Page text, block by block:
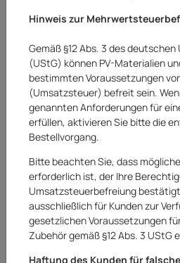
Smartwares
Smartwares
Steckdosenadapter
Hinweis zur
Gemäß §12 Abs. 3 des
(UStG) können PV-Materialien
bestimmten Voraussetzungen
(Umsatzsteuer) befreit sein.
genannten Anforderungen für
erfüllen, aktivieren Sie bitte die
Bestellvorgang.
Bitte beachten Sie, dass
erforderlich ist, der Ihre
Umsatzsteuerbefreiung
ausschließlich für Kunden zur
gesetzlichen Voraussetzungen
Zubehör gemäß §12 Abs. 3 UStG
Haftung des Kunden für